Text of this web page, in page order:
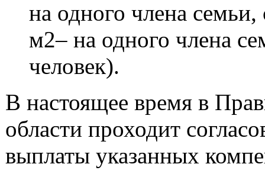
на одного члена
м2– на одного члена
человек).
В настоящее время в
области проходит
выплаты указанных